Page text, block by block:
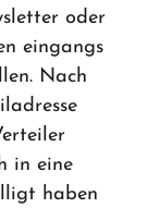
oder
eingangs
Nach
in eine
haben